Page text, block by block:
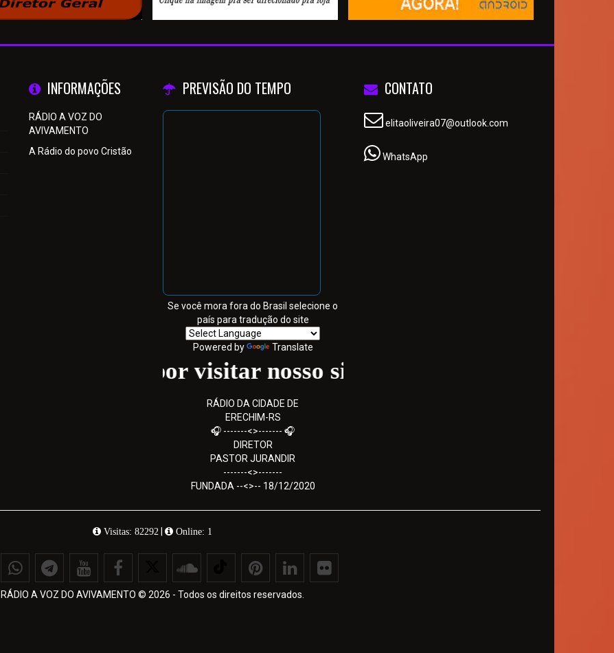
INFORMAÇÕES
RÁDIO A VOZ DO
AVIVAMENTO
A Rádio do povo Cristão
PREVISÃO DO TEMPO
Se você mora fora do Brasil selecione o
país para tradução do site
Powered by Translate
Obrigado por visitar nosso site - Volte sempre
RÁDIO DA CIDADE DE
ERECHIM-RS
🎧 -------<>------- 🎧
DIRETOR
PASTOR JURANDIR
-------<>-------
FUNDADA --<>-- 18/12/2020
CONTATO
elitaoliveira07@outlook.com
WhatsApp
Visitas: 82292 | Online: 1
RÁDIO A VOZ DO AVIVAMENTO © 2026 - Todos os direitos reservados.